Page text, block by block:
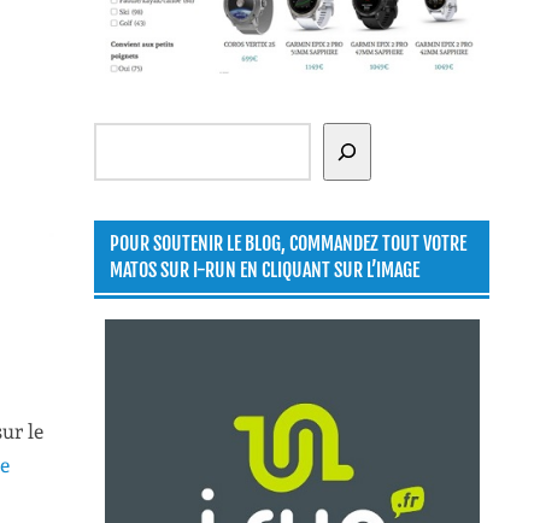
le
Rechercher
POUR SOUTENIR LE BLOG, COMMANDEZ TOUT VOTRE
MATOS SUR I-RUN EN CLIQUANT SUR L’IMAGE